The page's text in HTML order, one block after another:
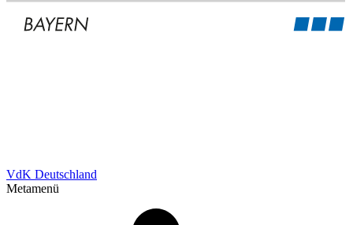
VdK Deutschland
Metamenü